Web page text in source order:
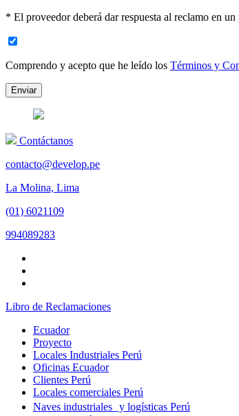
* El proveedor deberá dar respuesta al reclamo en
Comprendo y acepto que he leído los Términos y
Enviar
Contáctanos
contacto@develop.pe
La Molina, Lima
(01) 6021109
994089283
Libro de Reclamaciones
Ecuador
Proyecto
Locales Industriales Perú
Oficinas Ecuador
Clientes Perú
Locales comerciales Perú
Naves industriales y logísticas Perú